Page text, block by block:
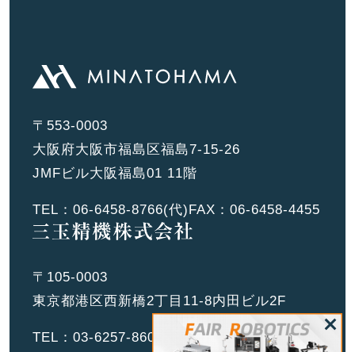
〒553-0003
大阪府大阪市福島区福島7-15-26
JMFビル大阪福島01 11階
TEL： 06-6458-8766(代)FAX：06-6458-4455
〒105-0003
東京都港区西新橋2丁目11-8内田ビル2F
TEL： 03-6257-8601 (代)FAX：03-6257-8602